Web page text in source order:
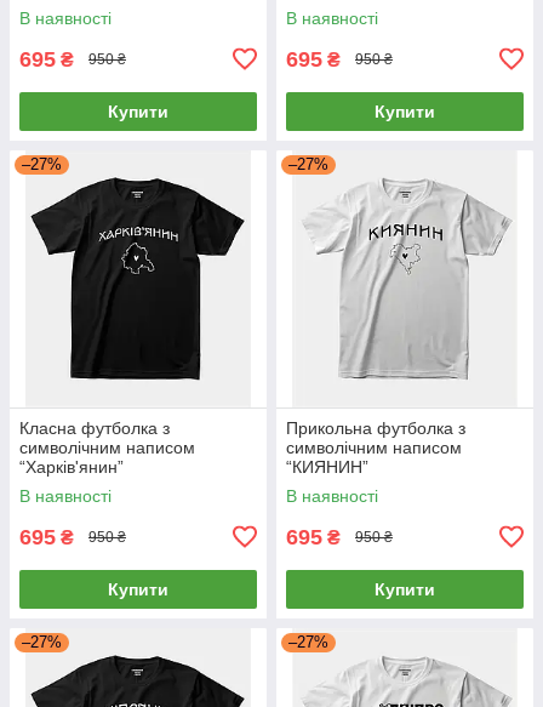
В наявності
695 ₴ 950 ₴
Купити
В наявності
695 ₴ 950 ₴
Купити
–27%
Класна футболка з
символічним написом
“Харків'янин”
В наявності
695 ₴ 950 ₴
Купити
–27%
Прикольна футболка з
символічним написом
“КИЯНИН”
В наявності
695 ₴ 950 ₴
Купити
–27% –27%